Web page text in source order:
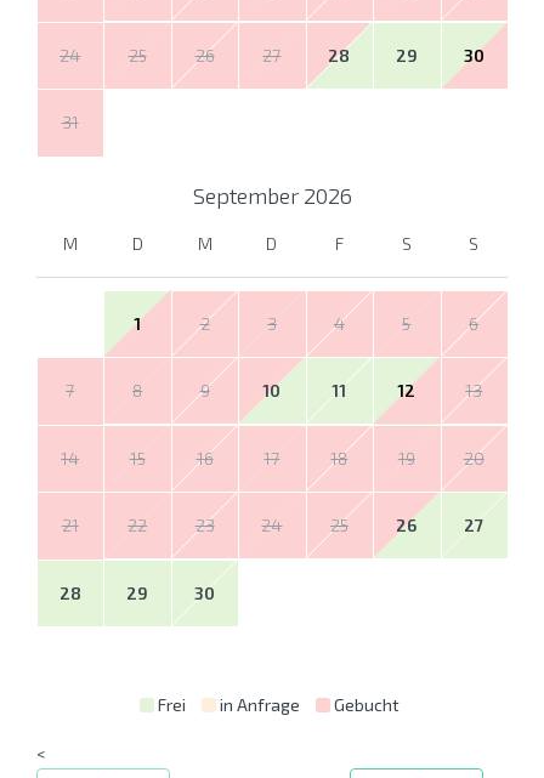
24 25 26 27 28 29 30
31
September 2026
M D M D F S S
1 2 3 4 5 6
7 8 9 10 11 12 13
14 15 16 17 18 19 20
21 22 23 24 25 26 27
28 29 30
Frei in Anfrage Gebucht
<